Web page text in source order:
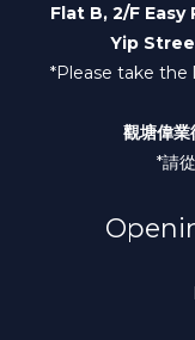
Flat B, 2/F
Yip
*Please take
觀塘偉
*請